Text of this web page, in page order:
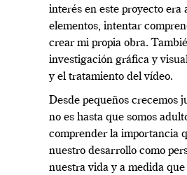
interés en este proyecto era
elementos, intentar
crear mi propia obra.
investigación gráfica y
y el tratamiento del vídeo.
Desde pequeños crecemos
no es hasta que somos
comprender la importancia
nuestro desarrollo como
nuestra vida y a medida